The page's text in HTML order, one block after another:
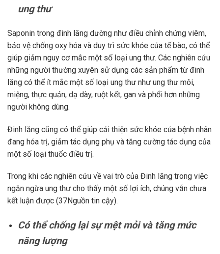
ung thư
Saponin trong đinh lăng dường như điều chỉnh chứng viêm,
bảo vệ chống oxy hóa và duy trì sức khỏe của tế bào, có thể
giúp giảm nguy cơ mắc một số loại ung thư. Các nghiên cứu
những người thường xuyên sử dụng các sản phẩm từ đinh
lăng có thể ít mắc một số loại ung thư như ung thư môi,
miệng, thực quản, dạ dày, ruột kết, gan và phổi hơn những
người không dùng.
Đinh lăng cũng có thể giúp cải thiện sức khỏe của bệnh nhân
đang hóa trị, giảm tác dụng phụ và tăng cường tác dụng của
một số loại thuốc điều trị.
Trong khi các nghiên cứu về vai trò của Đinh lăng trong việc
ngăn ngừa ung thư cho thấy một số lợi ích, chúng vẫn chưa
kết luận được (37Nguồn tin cậy).
Có thể chống lại sự mệt mỏi và tăng mức
năng lượng